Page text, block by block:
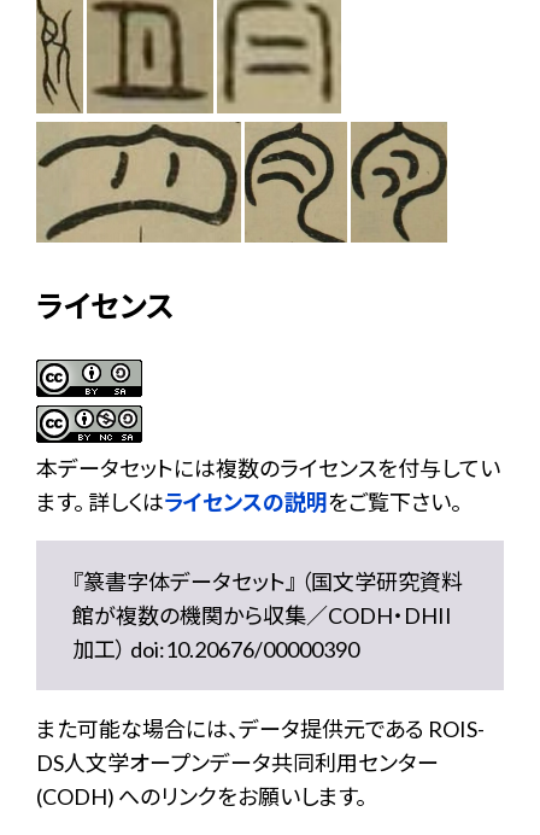
ライセンス
本データセットには複数のライセンスを付与してい
ます。 詳しくはライセンスの説明をご覧下さい。
『篆書字体データセット』 （国文学研究資料
館が複数の機関から収集／CODH・DHII
加工） doi:10.20676/00000390
また可能な場合には、データ提供元である ROIS-
DS人文学オープンデータ共同利用センター
(CODH) へのリンクをお願いします。